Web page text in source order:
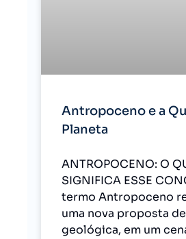
Antropoceno e a
Planeta
ANTROPOCENO: O
SIGNIFICA ESSE
termo Antropoceno
uma nova proposta
geológica, em um